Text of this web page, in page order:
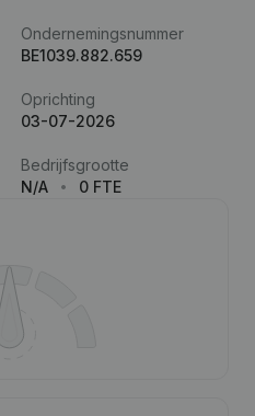
Ondernemingsnummer
BE1039.882.659
Oprichting
03-07-2026
Bedrijfsgrootte
N/A
0 FTE